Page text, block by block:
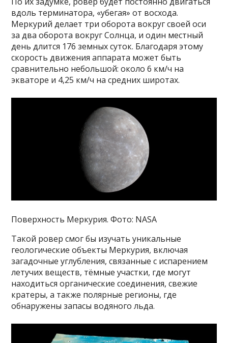
вдоль терминатора, «убегая» от восхода.
Меркурий делает три оборота вокруг своей оси
за два оборота вокруг Солнца, и один местный
день длится 176 земных суток. Благодаря этому
скорость движения аппарата может быть
сравнительно небольшой: около 6 км/ч на
экваторе и 4,25 км/ч на средних широтах.
Поверхность Меркурия. Фото: NASA
Такой ровер смог бы изучать уникальные
геологические объекты Меркурия, включая
загадочные углубления, связанные с испарением
летучих веществ, тёмные участки, где могут
находиться органические соединения, свежие
кратеры, а также полярные регионы, где
обнаружены запасы водяного льда.